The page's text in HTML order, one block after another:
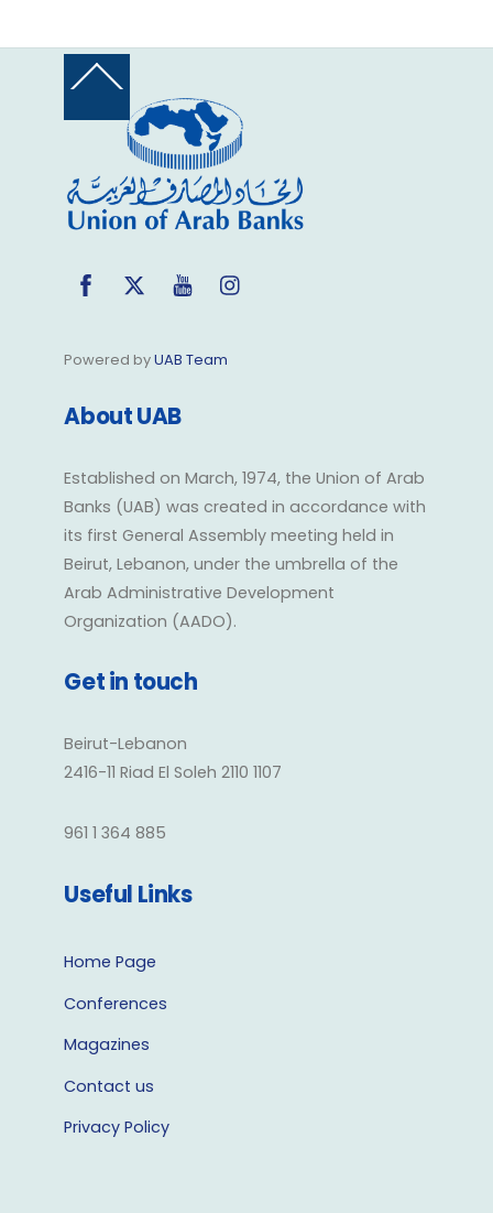
Back
Top
Facebook
Twitter YouTube
Powered byUAB Team
About UAB
Established on March, 1974, the Union of Arab
Banks (UAB) was created in accordance with
its first General Assembly meeting held in
Beirut, Lebanon, under the umbrella of the
Arab Administrative Development
Organization (AADO).
Get in touch
Beirut-Lebanon
2416-11 Riad El Soleh 2110 1107
961 1 364 885
Useful Links
Home Page
Conferences
Magazines
Contact us
Privacy Policy